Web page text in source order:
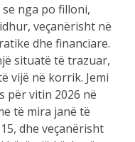
nga po filloni,
veçanërisht në
dhe financiare.
situatë të trazuar,
vijë në korrik. Jemi
për vitin 2026 në
të mira janë të
dhe veçanërisht